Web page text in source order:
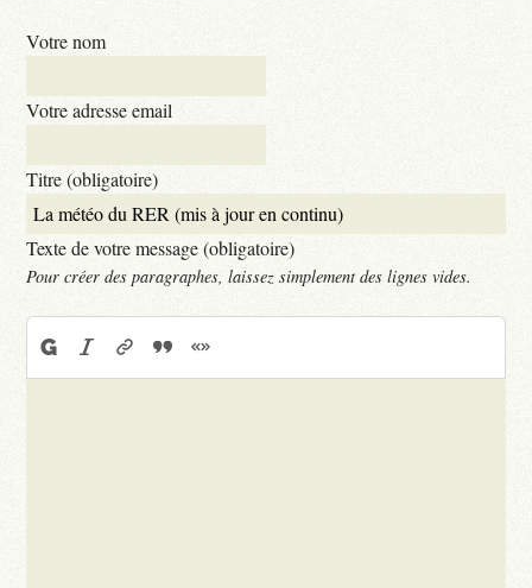
Votre nom
Votre adresse email
Titre (obligatoire)
Texte de votre message (obligatoire)
Pour créer des paragraphes, laissez simplement des lignes vides.